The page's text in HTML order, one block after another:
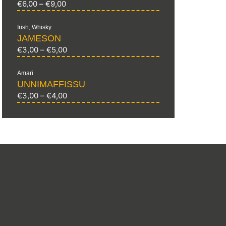
€6,00 – €9,00
Irish, Whisky
JAMESON
€3,00 – €5,00
Amari
UNNIMAFFISSU
€3,00 – €4,00